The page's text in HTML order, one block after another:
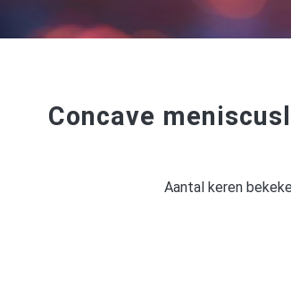
Concave
Aantal keren